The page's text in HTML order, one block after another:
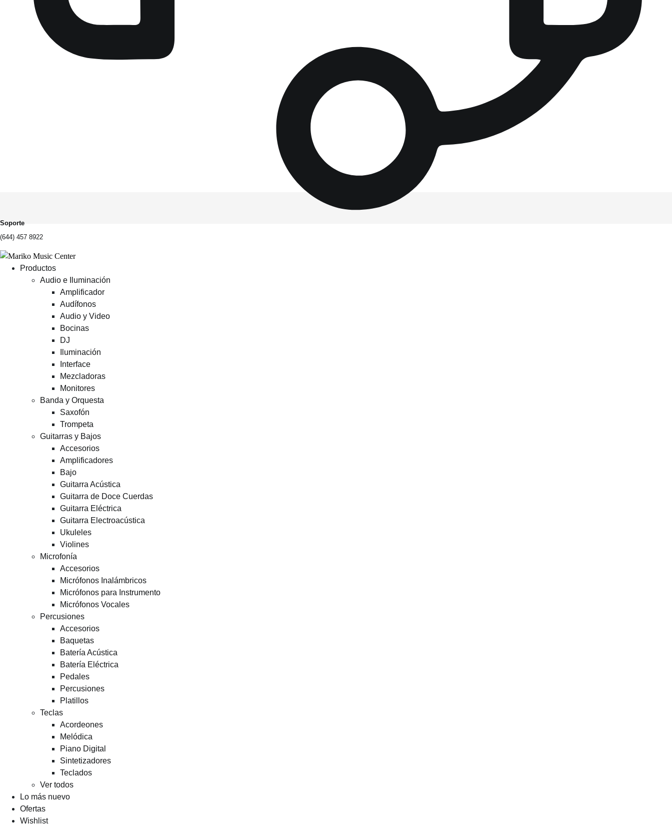
Soporte
(644) 457 8922
Productos
Audio e Iluminación
Amplificador
Audífonos
Audio y Video
Bocinas
DJ
Iluminación
Interface
Mezcladoras
Monitores
Banda y Orquesta
Saxofón
Trompeta
Guitarras y Bajos
Accesorios
Amplificadores
Bajo
Guitarra Acústica
Guitarra de Doce Cuerdas
Guitarra Eléctrica
Guitarra Electroacústica
Ukuleles
Violines
Microfonía
Accesorios
Micrófonos Inalámbricos
Micrófonos para Instrumento
Micrófonos Vocales
Percusiones
Accesorios
Baquetas
Batería Acústica
Batería Eléctrica
Pedales
Percusiones
Platillos
Teclas
Acordeones
Melódica
Piano Digital
Sintetizadores
Teclados
Ver todos
Lo más nuevo
Ofertas
Wishlist